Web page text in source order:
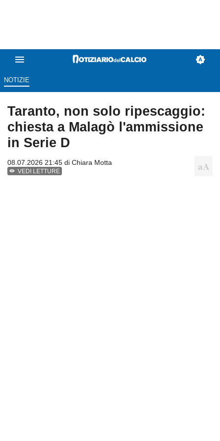
NOTIZIE
Taranto, non solo ripescaggio:
chiesta a Malagò l'ammissione
in Serie D
08.07.2026 21:45 di Chiara Motta
VEDI LETTURE